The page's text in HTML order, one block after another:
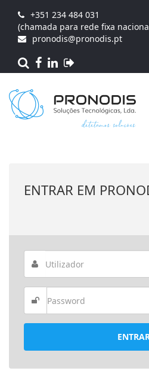
+351 234 484 031
(chamada para rede fixa
pronodis@pronodis.pt
ENTRAR EM